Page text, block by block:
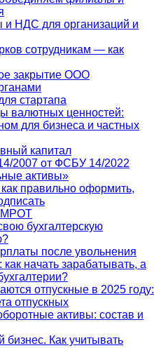
НДС для организаций и
сотрудникам — как
закрытие ООО
стартапа
валютных ценностей:
для бизнеса и частных
капитал
2007 от ФСБУ 14/2022
активы»
правильно оформить,
МРОТ
бухгалтерскую
после увольнения
начать зарабатывать, а
отпускные в 2025 году:
отпускных
активы: состав и
бизнес. Как учитывать